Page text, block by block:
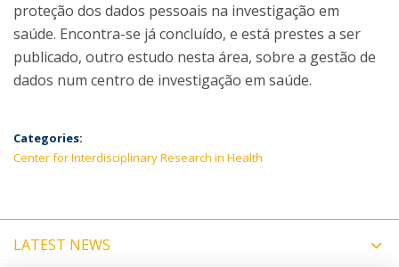
proteção dos dados pessoais na investigação em
saúde. Encontra-se já concluído, e está prestes a ser
publicado, outro estudo nesta área, sobre a gestão de
dados num centro de investigação em saúde.
Categories:
Center for Interdisciplinary Research in Health
LATEST NEWS